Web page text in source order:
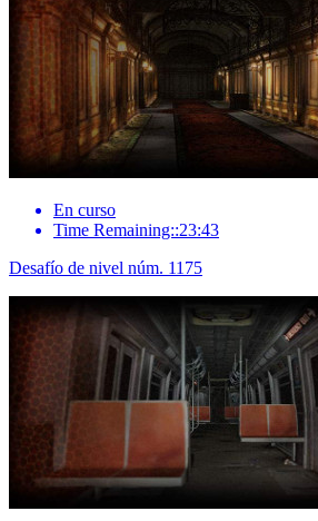
En curso
Time Remaining::23:43
Desafío de nivel núm. 1175